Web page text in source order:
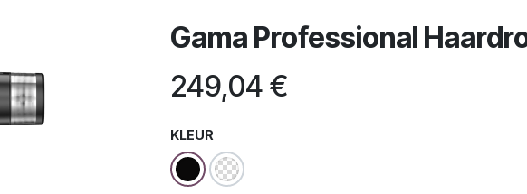
Gama Professional
249,04 €
KLEUR